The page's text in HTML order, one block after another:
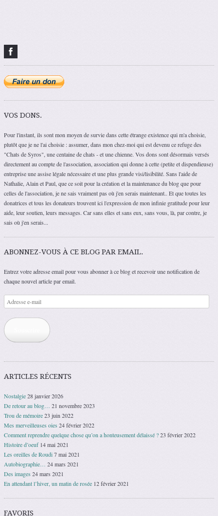
VOS DONS.
Pour l'instant, ils sont mon moyen de survie dans cette étrange existence qui m'a choisie,
plutôt que je ne l'ai choisie : assumer, dans mon chez-moi qui est devenu ce refuge des
"Chats de Syros", une centaine de chats - et une chienne. Vos dons sont désormais versés
directement au compte de l'association, association qui donne à cette (petite et dispendieuse)
entreprise une assise légale nécessaire et une plus grande visi/lisibilité. Sans l'aide de
Nathalie, Alain et Paul, que ce soit pour la création et la maintenance du blog que pour
celles de l'association, je ne sais vraiment pas où j'en serais maintenant.. Et que toutes les
donatrices et tous les donateurs trouvent ici l'expression de mon infinie gratitude pour leur
aide, leur soutien, leurs messages. Car sans elles et sans eux, sans vous, là, par contre, je
sais où j'en serais...
ABONNEZ-VOUS À CE BLOG PAR EMAIL.
Entrez votre adresse email pour vous abonner à ce blog et recevoir une notification de
chaque nouvel article par email.
Adresse
e-
mail
ARTICLES RÉCENTS
Nostalgie28 janvier 2026
De retour au blog… 21 novembre 2023
Trou de mémoire23 juin 2022
Mes merveilleuses oies 24 février 2022
Comment reprendre quelque chose qu’on a honteusement délaissé ?23 février 2022
Histoire d’oeuf 14 mai 2021
Les oreilles de Roudi7 mai 2021
Autobiographie… 24 mars 2021
Des images 24 mars 2021
En attendant l’hiver, un matin de rosée 12 février 2021
FAVORIS